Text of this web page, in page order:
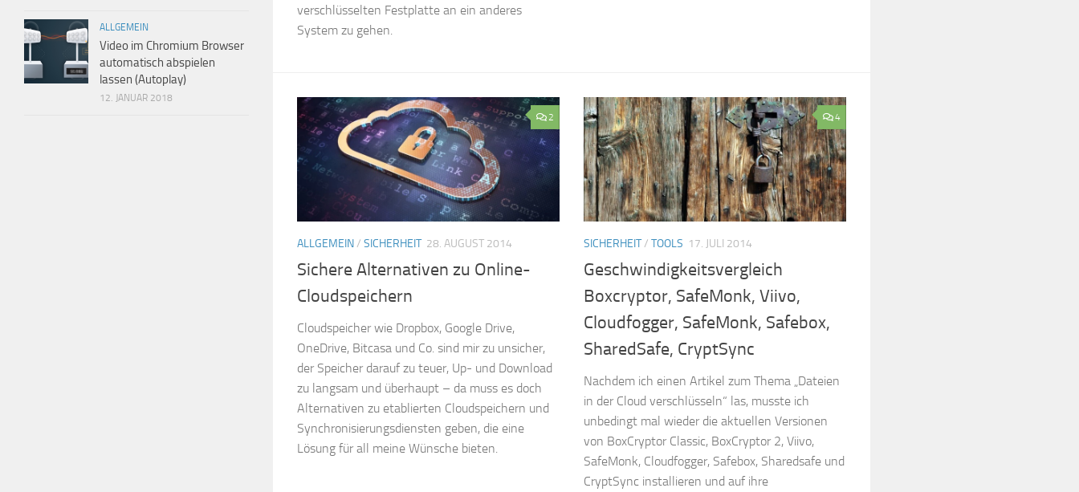
verschlüsselten Festplatte an ein anderes
System zu gehen.
2
ALLGEMEIN/ SICHERHEIT 28. AUGUST 2014
Sichere Alternativen zu Online-
Cloudspeichern
Cloudspeicher wie Dropbox, Google Drive,
OneDrive, Bitcasa und Co. sind mir zu unsicher,
der Speicher darauf zu teuer, Up- und Download
zu langsam und überhaupt – da muss es doch
Alternativen zu etablierten Cloudspeichern und
Synchronisierungsdiensten geben, die eine
Lösung für all meine Wünsche bieten.
4
SICHERHEIT/ TOOLS 17. JULI 2014
Geschwindigkeitsvergleich
Boxcryptor, SafeMonk, Viivo,
Cloudfogger, SafeMonk, Safebox,
SharedSafe, CryptSync
Nachdem ich einen Artikel zum Thema „Dateien
in der Cloud verschlüsseln“ las, musste ich
unbedingt mal wieder die aktuellen Versionen
von BoxCryptor Classic, BoxCryptor 2, Viivo,
SafeMonk, Cloudfogger, Safebox, Sharedsafe und
CryptSync installieren und auf ihre
ALLGEMEIN
Video im Chromium Browser
automatisch abspielen
lassen (Autoplay)
12. JANUAR 2018